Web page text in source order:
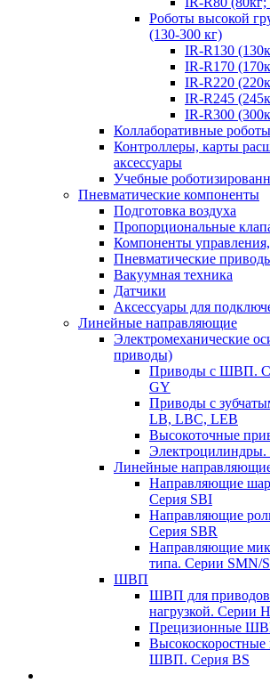
Роботы высокой
(130-300 кг)
IR-R130
IR-R170
IR-R220
IR-R245
IR-R300
Коллаборативные
Контроллеры, карты
аксессуары
Учебные
Пневматические компоненты
Подготовка воздуха
Пропорциональные
Компоненты
Пневматические
Вакуумная техника
Датчики
Аксессуары для
Линейные направляющие
Электромеханические
приводы)
Приводы с ШВП.
GY
Приводы с
LB, LBC, LEB
Высокоточные
Электроцилиндры.
Линейные
Направляющие
Серия SBI
Направляющие
Серия SBR
Направляющие
типа. Серии SMN/
ШВП
ШВП для приводов
нагрузкой. Серии
Прецизионные
ШВП. Серия BS